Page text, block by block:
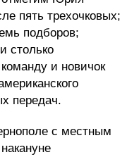
пять трехочковых;
подборов;
столько
и новичок
передач.
с местным